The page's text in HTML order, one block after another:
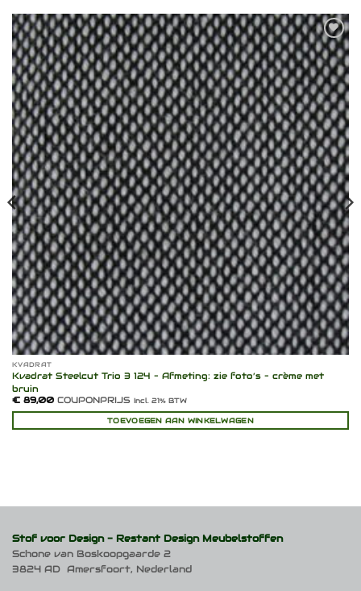
Toevoegen
aan
verlanglijst
KVADRAT
Kvadrat Steelcut Trio 3 124 – Afmeting: zie foto’s – crème met
bruin
€89,00COUPONPRIJS Incl. 21% BTW
TOEVOEGEN AAN WINKELWAGEN
Stof voor Design - Restant Design Meubelstoffen
Schone van Boskoopgaarde 2
3824 AD Amersfoort, Nederland